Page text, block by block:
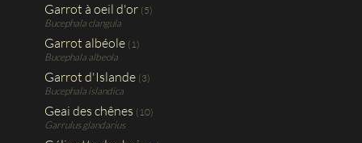
Garrot à oeil d'or (5)
Bucephala clangula
Garrot albéole (1)
Bucephala albeola
Garrot d'Islande (3)
Bucephala islandica
Geai des chênes (10)
Garrulus glandarius